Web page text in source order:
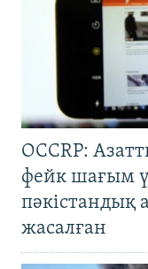
OCCRP:
фейк шағым
пәкістандық
жасалған